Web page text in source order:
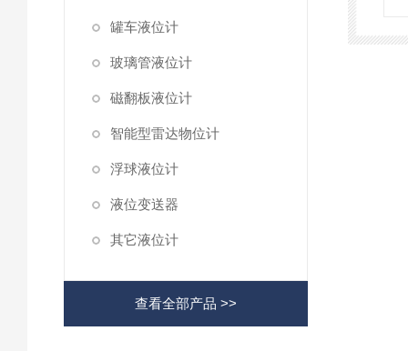
罐车液位计
玻璃管液位计
磁翻板液位计
智能型雷达物位计
浮球液位计
液位变送器
其它液位计
查看全部产品 >>